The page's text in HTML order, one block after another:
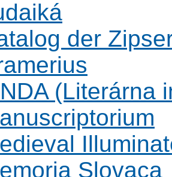
der
(Literárna
Slovaca